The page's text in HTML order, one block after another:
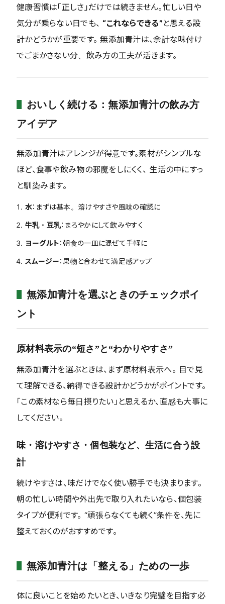
健康習慣は「正しさ」だけでは続きません。忙しい日や
気分が乗らない日でも、 “これならできる” と思える設
計かどうかが重要です。 無添加青汁は、余計な味付け
でごまかさない分、飲み方の工夫が活きます。
おいしく続ける：無添加青汁の飲み方
アイデア
無添加青汁はアレンジが得意です。素材がシンプルな
ほど、食事や飲み物の邪魔をしにくく、 生活の中にすっ
と馴染みます。
水：まずは基本。溶けやすさや風味の確認に
牛乳・豆乳：まろやかにして飲みやすく
ヨーグルト：朝食の一皿に混ぜて手軽に
スムージー：果物と合わせて満足感アップ
無添加青汁を選ぶときのチェックポイ
ント
原材料表示の“短さ”と“わかりやすさ”
無添加青汁を選ぶときは、まず原材料表示へ。 目で見
て理解できる、納得できる設計かどうかがポイントです。
「この素材なら毎日摂りたい」と思えるか、直感も大事に
してください。
味・溶けやすさ・個包装など、生活に合う設
計
続けやすさは、味だけでなく使い勝手でも決まります。
朝の忙しい時間や外出先で取り入れたいなら、個包装
タイプが便利です。 “頑張らなくても続く”条件を、先に
整えておくのがおすすめです。
無添加青汁は「整える」ための一歩
体に良いことを始めたいとき、いきなり完璧を目指す必